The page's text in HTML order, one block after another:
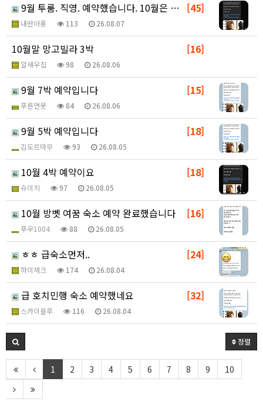
[45]
9월 투룸. 직영. 예약했습니다. 10월은 8월방벳후
내딴아롱 113 26.08.07
[16]
10월말 망고빌라 3박
알새우칩 98 26.08.06
[15]
9월 7박 예약입니다
푸른연못 84 26.08.06
[18]
9월 5박 예약입니다
김도르마무 93 26.08.05
[18]
10월 4박 예약이요
슈이치 97 26.08.05
[16]
10월 방벳 여꿈 숙소 예약 완료했습니다
푸우1004 88 26.08.05
[24]
ㅎㅎ 급숙소먼저..
하이체크 174 26.08.04
[32]
급 호치민행 숙소 예약했네요
스카이블루 116 26.08.04
정렬
1 2 3 4 5 6 7 8 9 10